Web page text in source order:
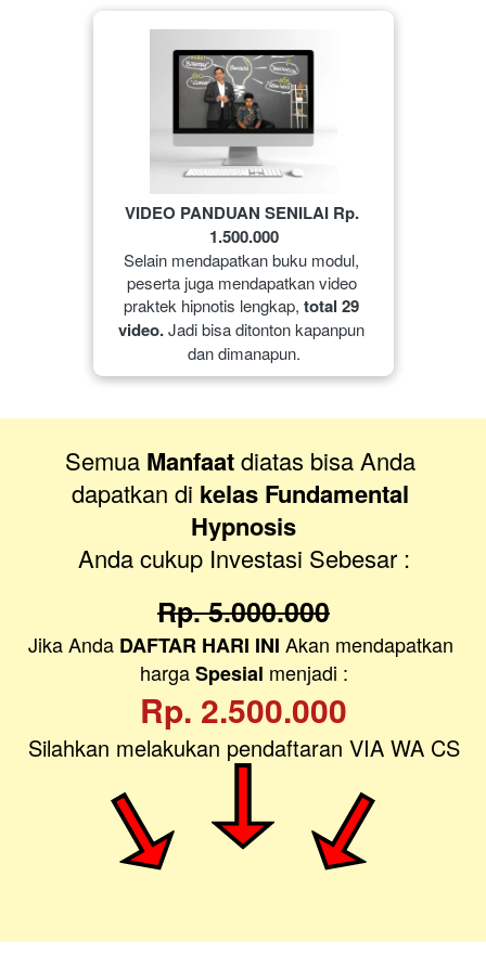
VIDEO PANDUAN SENILAI Rp.
1.500.000
Selain mendapatkan buku modul,
peserta juga mendapatkan video
praktek hipnotis lengkap, total 29
video. Jadi bisa ditonton kapanpun
dan dimanapun.
Semua Manfaat diatas bisa Anda
dapatkan di kelas Fundamental
Hypnosis
Anda cukup Investasi Sebesar :
Rp. 5.000.000
Jika Anda DAFTAR HARI INI Akan mendapatkan
harga Spesial menjadi :
Rp. 2.500.000
Silahkan melakukan pendaftaran VIA WA CS